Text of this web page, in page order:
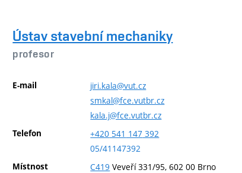
Ústav stavební mechaniky
profesor
E-mail
jiri.kala@vut.cz
smkal@fce.vutbr.cz
kala.j@fce.vutbr.cz
Telefon +420 541 147 392
05/41147392
Místnost C419 Veveří 331/95, 602 00 Brno